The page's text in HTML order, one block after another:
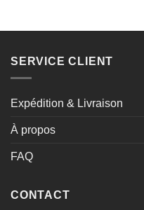
SERVICE CLIENT
Expédition & Livraison
À propos
FAQ
CONTACT